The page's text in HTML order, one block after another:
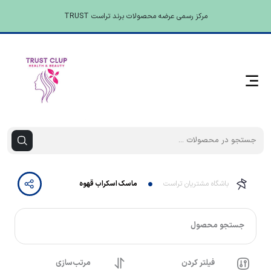
مرکز رسمی عرضه محصولات برند تراست TRUST
باشگاه مشتریان تراست ماسک اسکراب قهوه
جستجو محصول
فیلتر کردن مرتب‌سازی